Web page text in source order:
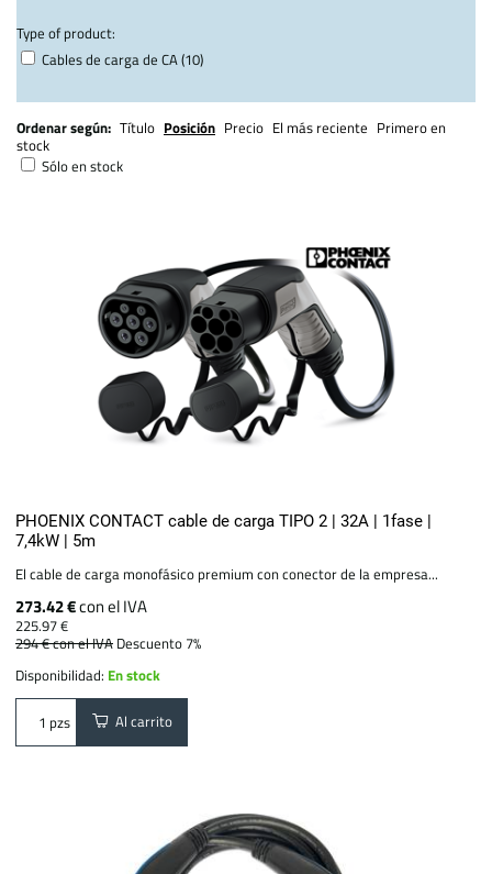
Type of product:
Cables de carga de CA (10)
Ordenar según: Título Posición Precio El más reciente Primero en
stock
Sólo en stock
PHOENIX CONTACT cable de carga TIPO 2 | 32A | 1fase |
7,4kW | 5m
El cable de carga monofásico premium con conector de la empresa...
273.42 €con el IVA
225.97 €
294 €con el IVA Descuento 7%
Disponibilidad: En stock
pzs Al carrito